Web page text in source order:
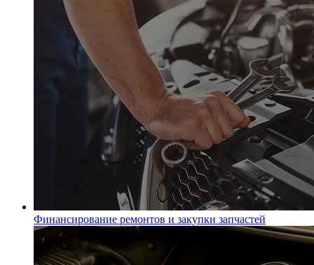
Финансирование ремонтов и закупки запчастей